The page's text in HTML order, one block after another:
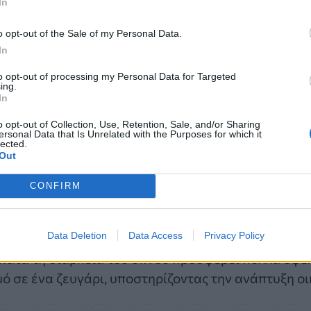
opt-out of the Sale of my Personal Data.
opt-out of processing my Personal Data for Targeted
opt-out of Collection, Use, Retention, Sale, and/or Sharing
Data that Is Unrelated with the Purposes for which it
CONFIRM
Data Deletion Data Access Privacy Policy
Ωστόσο, η ανακάλυψη των μικροβίων
που αφορούσαν στην δυνατότητα
οικογένειας άρχισε να θεωρείται πιθανός
αυτή του να κοιμούνται σε ξεχωριστά
με διασημότητες να ανακοινώνουν
κοινωνικής δικτύωσης - αλλά έχουν δίκιο;
τη διάρκεια του ύπνου προσφέρει πολλά
ένα ζευγάρι, υποστηρίζοντας την ανάπτυξη